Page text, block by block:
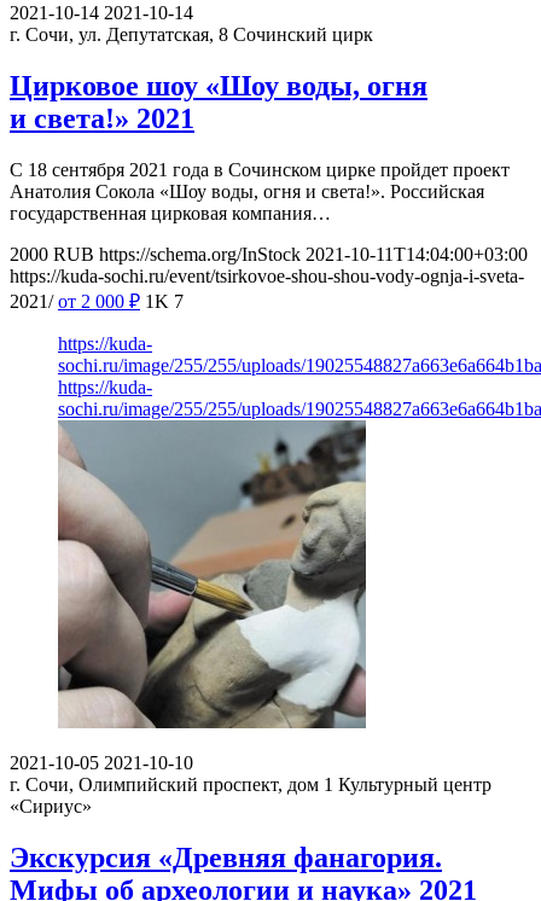
2021-10-14 2021-10-14
г. Сочи, ул. Депутатская, 8 Сочинский цирк
Цирковое шоу «Шоу воды, огня
и света!» 2021
С 18 сентября 2021 года в Сочинском цирке пройдет проект
Анатолия Сокола «Шоу воды, огня и света!». Российская
государственная цирковая компания…
2000 RUB https://schema.org/InStock 2021-10-11T14:04:00+03:00
https://kuda-sochi.ru/event/tsirkovoe-shou-shou-vody-ognja-i-sveta-
2021/ от 2 000 ₽ 1K 7
https://kuda-
sochi.ru/image/255/255/uploads/
https://kuda-
sochi.ru/image/255/255/uploads/
2021-10-05 2021-10-10
г. Сочи, Олимпийский проспект, дом 1 Культурный центр
«Сириус»
Экскурсия «Древняя фанагория.
Мифы об археологии и наука» 2021